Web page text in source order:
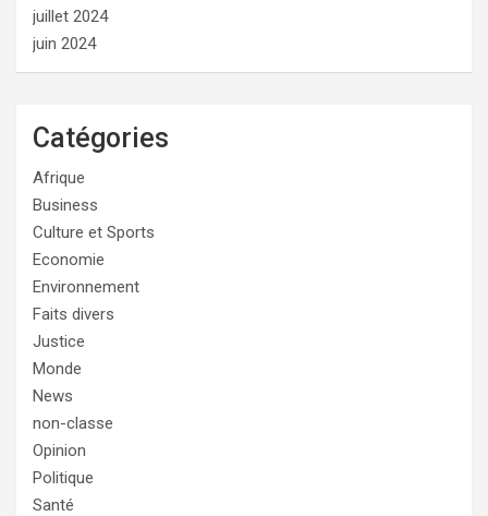
juillet 2024
juin 2024
Catégories
Afrique
Business
Culture et Sports
Economie
Environnement
Faits divers
Justice
Monde
News
non-classe
Opinion
Politique
Santé